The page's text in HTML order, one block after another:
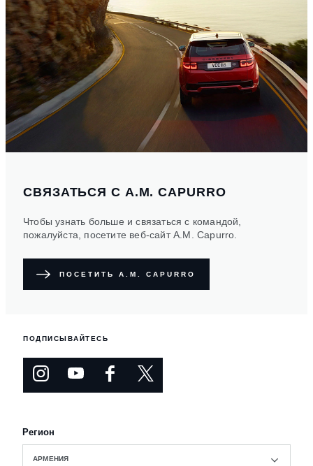
СВЯЗАТЬСЯ С A.M. CAPURRO
Чтобы узнать больше и связаться с командой,
пожалуйста, посетите веб-сайт A.M. Capurro.
ПОСЕТИТЬ A.M. CAPURRO
ПОДПИСЫВАЙТЕСЬ
Регион
АРМЕНИЯ